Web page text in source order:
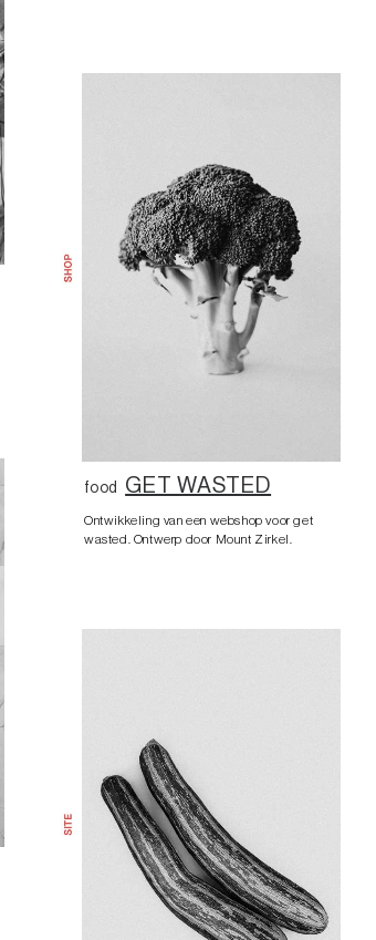
food GET WASTED
Ontwikkeling van een webshop voor get
wasted. Ontwerp door Mount Zirkel.